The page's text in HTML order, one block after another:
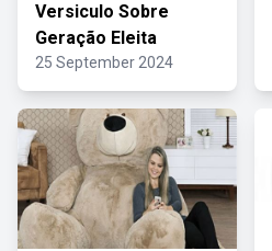
Versiculo Sobre
Geração Eleita
25 September 2024